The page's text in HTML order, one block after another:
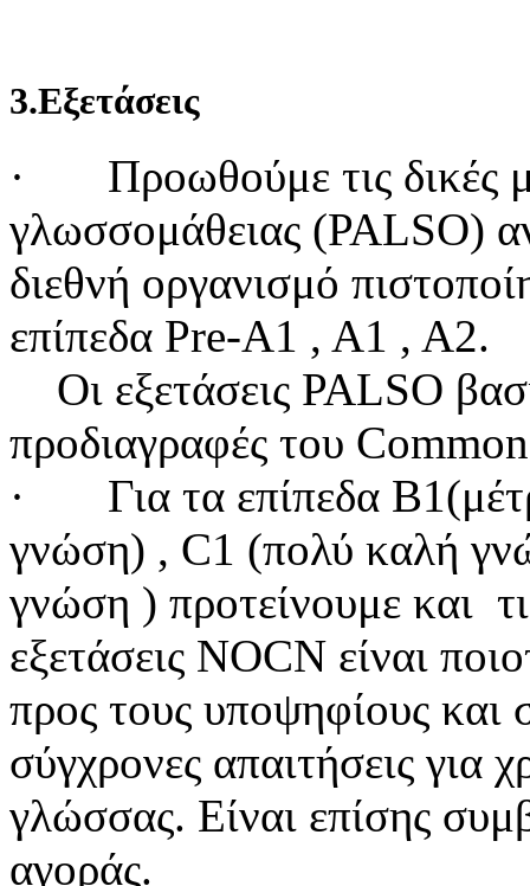
3.Εξετάσεις
·
Προωθούμε τις δικές
γλωσσομάθειας (PALSO)
διεθνή οργανισμό
επίπεδα Pre-A1 , A1 , A2.
Οι εξετάσεις PALSO
προδιαγραφές του
·
Για τα επίπεδα
γνώση) , C1 (πολύ καλή
γνώση ) προτείνουμε και
εξετάσεις NOCN είναι
προς τους υποψηφίους και
σύγχρονες απαιτήσεις για
γλώσσας. Είναι επίσης
αγοράς.